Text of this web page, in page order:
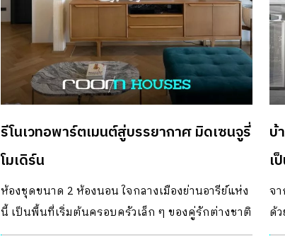
ทำงานออกแบบสินค้ากระเป๋าจากยางพาราแบรนด์
Least และเป็นบ้านพักอาศัยในนาม Least Studio
ออกแบบครบทุกฟังก์ชันสำหรับทำงาน และพักผ่อน
ในบ้านหน้าแคบ ขนาดพื้นที่ 300 ตารางเมตร เปลี่ยน
โฉมภาพทาวน์เฮ้าส์ธรรมดาไปอย่างสิ้นเชิง โดยชั้น 1
ลอย จะพบกับส่วนต้อนรับแขกพร้อมกับโชว์รูม
กระเป๋าแบรนด์ Least ส่วนชั้นถัดไปจะเป็นออฟฟิศส
ถาปัตย์สำหรับพนักงาน มีมุมนั่งเล่นแทรกอยู่สำหรับ
พักผ่อน ส่วนชั้น 4 และชั้น 5 เป็นที่พื้นที่พักอาศัยส่วน
ตัว #จุดเด่น ด้านหน้าอาคารกรุฟาซาดด้วยเหล็ก
โ
ว่
ส
ส
อ
โ
รีโนเวทอพาร์ตเมนต์สู่บรรยากาศ มิดเซนจูรี่
โมเดิร์น
ห้องชุดขนาด 2 ห้องนอน ใจกลางเมืองย่านอารีย์แห่ง
นี้ เป็นพื้นที่เริ่มต้นครอบครัวเล็ก ๆ ของคู่รักต่างชาติ
หนุ่มสาว พร้อมกับแมวอีกสองตัว ในบรรยากาศ มิด
บ้
เ
จ
ด้
เ